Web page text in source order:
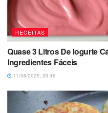
RECEITAS
Quase 3 Litros De Iogurte
Ingredientes Fáceis
11/06/2025, 20:46